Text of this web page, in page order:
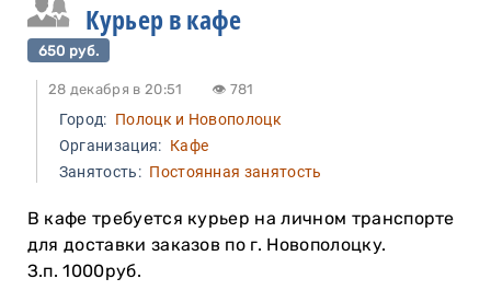
Курьер в кафе
650 руб.
28 декабря в 20:51 👁 781
Город: Полоцк и Новополоцк
Организация: Кафе
Занятость:Постоянная занятость
В кафе требуется курьер на личном транспорте
для доставки заказов по г. Новополоцку.
З.п. 1000руб.